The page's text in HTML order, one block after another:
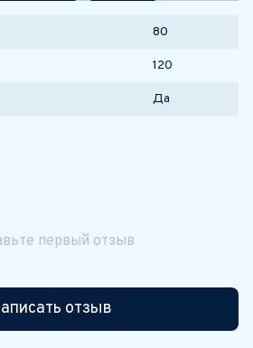
80
120
Да
первый отзыв
отзыв